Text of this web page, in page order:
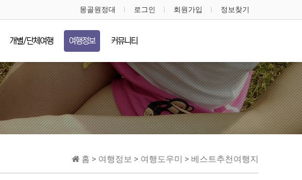
몽골원정대 로그인 회원가입 정보찾기
개별/단체여행 여행정보 커뮤니티
홈 > 여행정보 > 여행도우미 > 베스트추천여행지